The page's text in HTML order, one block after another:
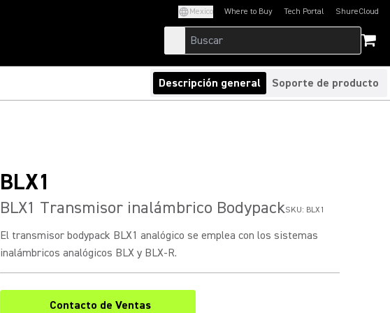
Mexico Where to Buy Tech Portal
(Opens in a new tab)ShureCloud
(Opens in a new
Descripción general Soporte de producto
BLX1
BLX1 Transmisor inalámbrico BodypackSKU: BLX1
El transmisor bodypack BLX1 analógico se emplea con los sistemas
inalámbricos analógicos BLX y BLX-R.
Contacto de Ventas